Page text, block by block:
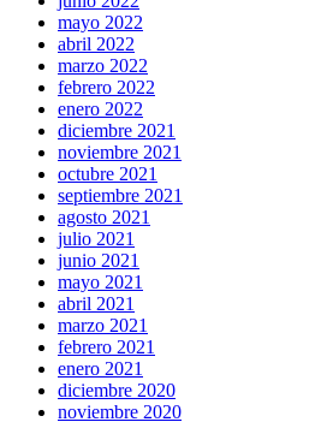
mayo 2022
abril 2022
marzo 2022
febrero 2022
enero 2022
diciembre 2021
noviembre 2021
octubre 2021
septiembre 2021
agosto 2021
julio 2021
junio 2021
mayo 2021
abril 2021
marzo 2021
febrero 2021
enero 2021
diciembre 2020
noviembre 2020